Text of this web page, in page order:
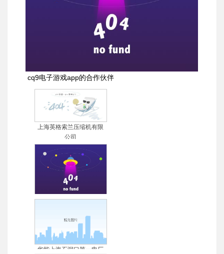
cq9电子游戏app的合作伙伴
上海英格索兰压缩机有限
公司
华能上海石洞口第一电厂